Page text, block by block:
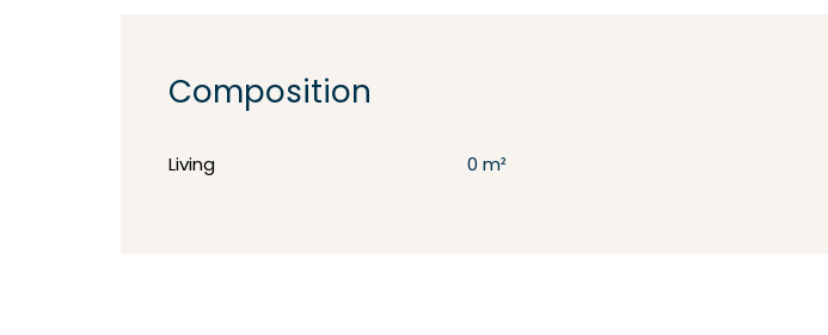
Composition
Living 0 m²